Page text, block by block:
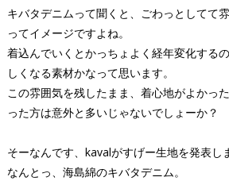
キバタデニムって聞くと、ごわっとしてて
ってイメージですよね。
着込んでいくとかっちょよく経年変化する
しくなる素材かなって思います。
この雰囲気を残したまま、着心地がよかっ
った方は意外と多いじゃないでしょーか？
そーなんです、kavalがすげー生地を発表し
なんとっ、海島綿のキバタデニム。